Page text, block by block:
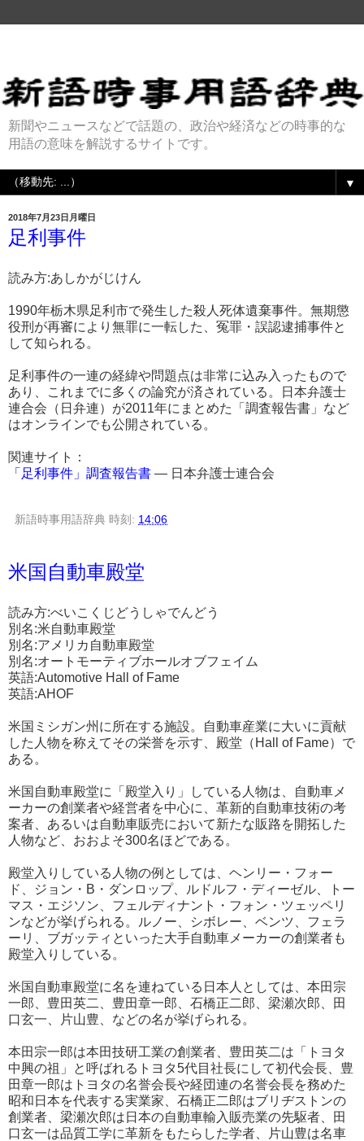
新聞やニュースなどで話題の、政治や経済などの時事的な
用語の意味を解説するサイトです。
▼
2018年7月23日月曜日
足利事件
読み方:あしかがじけん
1990年栃木県足利市で発生した殺人死体遺棄事件。無期懲
役刑が再審により無罪に一転した、冤罪・誤認逮捕事件と
して知られる。
足利事件の一連の経緯や問題点は非常に込み入ったもので
あり、これまでに多くの論究が済されている。日本弁護士
連合会（日弁連）が2011年にまとめた「調査報告書」など
はオンラインでも公開されている。
関連サイト：
「足利事件」調査報告書 ― 日本弁護士連合会
新語時事用語辞典 時刻: 14:06
米国自動車殿堂
読み方:べいこくじどうしゃでんどう
別名:米自動車殿堂
別名:アメリカ自動車殿堂
別名:オートモーティブホールオブフェイム
英語:Automotive Hall of Fame
英語:AHOF
米国ミシガン州に所在する施設。自動車産業に大いに貢献
した人物を称えてその栄誉を示す、殿堂（Hall of Fame）で
ある。
米国自動車殿堂に「殿堂入り」している人物は、自動車メ
ーカーの創業者や経営者を中心に、革新的自動車技術の考
案者、あるいは自動車販売において新たな販路を開拓した
人物など、おおよそ300名ほどである。
殿堂入りしている人物の例としては、ヘンリー・フォー
ド、ジョン・B・ダンロップ、ルドルフ・ディーゼル、トー
マス・エジソン、フェルディナント・フォン・ツェッペリ
ンなどが挙げられる。ルノー、シボレー、ベンツ、フェラ
ーリ、ブガッティといった大手自動車メーカーの創業者も
殿堂入りしている。
米国自動車殿堂に名を連ねている日本人としては、本田宗
一郎、豊田英二、豊田章一郎、石橋正二郎、梁瀬次郎、田
口玄一、片山豊、などの名が挙げられる。
本田宗一郎は本田技研工業の創業者、豊田英二は「トヨタ
中興の祖」と呼ばれるトヨタ5代目社長にして初代会長、豊
田章一郎はトヨタの名誉会長や経団連の名誉会長を務めた
昭和日本を代表する実業家、石橋正二郎はブリヂストンの
創業者、梁瀬次郎は日本の自動車輸入販売業の先駆者、田
口玄一は品質工学に革新をもたらした学者、片山豊は名車